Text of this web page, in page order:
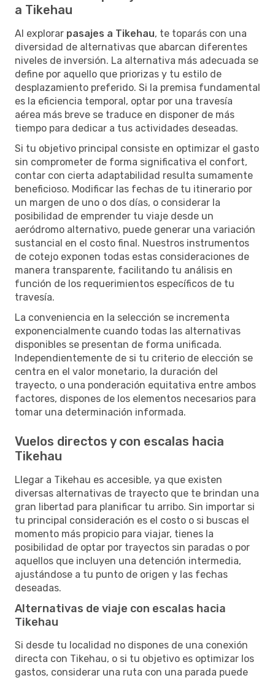
a Tikehau
Al explorar pasajes a Tikehau, te toparás con una
diversidad de alternativas que abarcan diferentes
niveles de inversión. La alternativa más adecuada se
define por aquello que priorizas y tu estilo de
desplazamiento preferido. Si la premisa fundamental
es la eficiencia temporal, optar por una travesía
aérea más breve se traduce en disponer de más
tiempo para dedicar a tus actividades deseadas.
Si tu objetivo principal consiste en optimizar el gasto
sin comprometer de forma significativa el confort,
contar con cierta adaptabilidad resulta sumamente
beneficioso. Modificar las fechas de tu itinerario por
un margen de uno o dos días, o considerar la
posibilidad de emprender tu viaje desde un
aeródromo alternativo, puede generar una variación
sustancial en el costo final. Nuestros instrumentos
de cotejo exponen todas estas consideraciones de
manera transparente, facilitando tu análisis en
función de los requerimientos específicos de tu
travesía.
La conveniencia en la selección se incrementa
exponencialmente cuando todas las alternativas
disponibles se presentan de forma unificada.
Independientemente de si tu criterio de elección se
centra en el valor monetario, la duración del
trayecto, o una ponderación equitativa entre ambos
factores, dispones de los elementos necesarios para
tomar una determinación informada.
Vuelos directos y con escalas hacia
Tikehau
Llegar a Tikehau es accesible, ya que existen
diversas alternativas de trayecto que te brindan una
gran libertad para planificar tu arribo. Sin importar si
tu principal consideración es el costo o si buscas el
momento más propicio para viajar, tienes la
posibilidad de optar por trayectos sin paradas o por
aquellos que incluyen una detención intermedia,
ajustándose a tu punto de origen y las fechas
deseadas.
Alternativas de viaje con escalas hacia
Tikehau
Si desde tu localidad no dispones de una conexión
directa con Tikehau, o si tu objetivo es optimizar los
gastos, considerar una ruta con una parada puede